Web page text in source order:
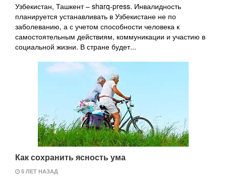
Узбекистан, Ташкент – sharq-press. Инвалидность
планируется устанавливать в Узбекистане не по
заболеванию, а с учетом способности человека к
самостоятельным действиям, коммуникации и участию в
социальной жизни. В стране будет...
Как сохранить ясность ума
5 ЛЕТ НАЗАД